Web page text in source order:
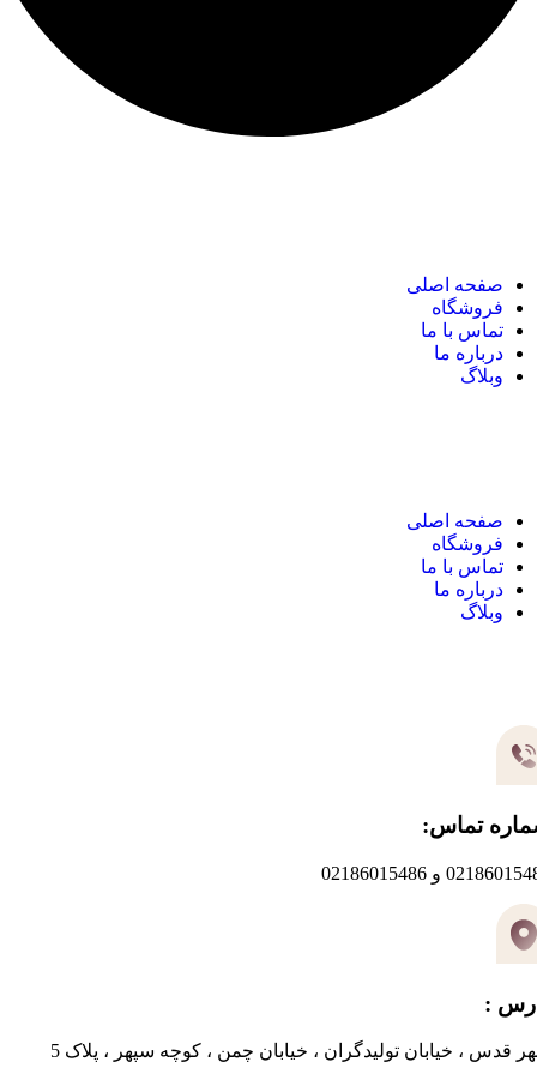
صفحه اصلی
فروشگاه
تماس با ما
درباره ما
وبلاگ
صفحه اصلی
فروشگاه
تماس با ما
درباره ما
وبلاگ
تماس:
و 02186015486
:
قدس ، خیابان تولیدگران ، خیابان چمن ، کوچه سپهر ، پلاک 5